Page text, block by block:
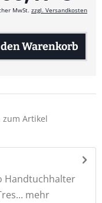
MwSt. zzgl. Versandkosten
Warenkorb
zum Artikel

mehr